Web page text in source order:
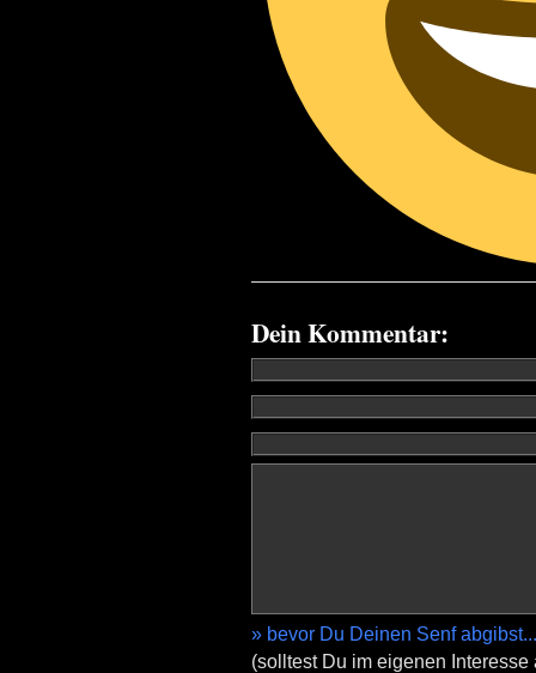
Dein Kommentar:
» bevor Du Deinen Senf abgibst...
(solltest Du im eigenen